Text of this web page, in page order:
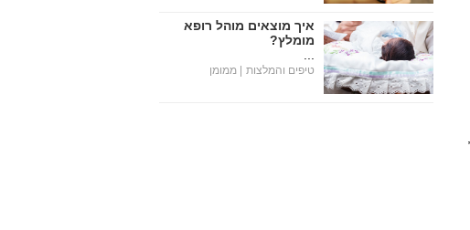
איך מוצאים מוהל רופא
מומלץ?
טיפים והמלצות | ממומן